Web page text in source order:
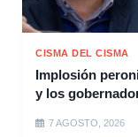
CISMA DEL CISMA
Implosión
y los
7 AGOSTO, 2026